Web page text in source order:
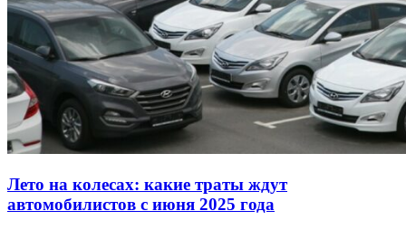
Лето на колесах: какие траты ждут
автомобилистов с июня 2025 года